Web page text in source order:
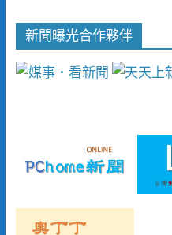
新聞曝光合作夥伴